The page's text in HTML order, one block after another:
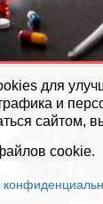
для
и
сайтом,
cookie.